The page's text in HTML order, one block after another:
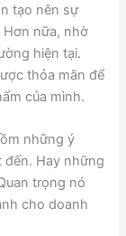
tạo nên sự
Hơn nữa, nhờ
hiện tại.
thỏa mãn để
của mình.
những ý
đến. Hay những
trọng nó
cho doanh